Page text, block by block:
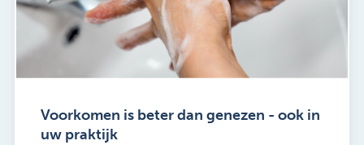
Voorkomen is beter dan genezen - ook in
uw praktijk